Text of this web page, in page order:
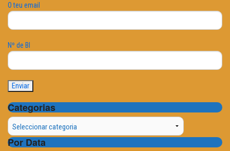
O teu email
Nº de BI
Categorias
Categorias
Por Data